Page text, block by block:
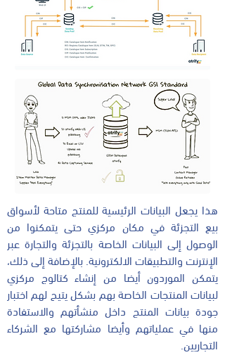
هذا يجعل البيانات الرئيسية للمنتج متاحة لأسواق
بيع التجزئة في مكان مركزي حتى يتمكنوا من
الوصول إلى البيانات الخاصة بالتجزئة والتجارة عبر
الإنترنت والتطبيقات الالكترونية. بالإضافة إلى ذلك،
يتمكن الموردون أيضا من إنشاء كتالوج مركزي
لبيانات المنتجات الخاصة بهم بشكل يتيح لهم اختبار
جودة بيانات المنتج داخل منشأتهم والاستفادة
منها في عملياتهم وأيضا مشاركتها مع الشركاء
التجاريين.